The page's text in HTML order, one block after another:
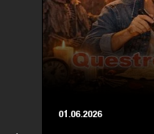
01.06.2026